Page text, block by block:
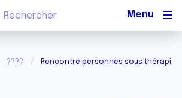
???? Rencontre personnes sous thérapie